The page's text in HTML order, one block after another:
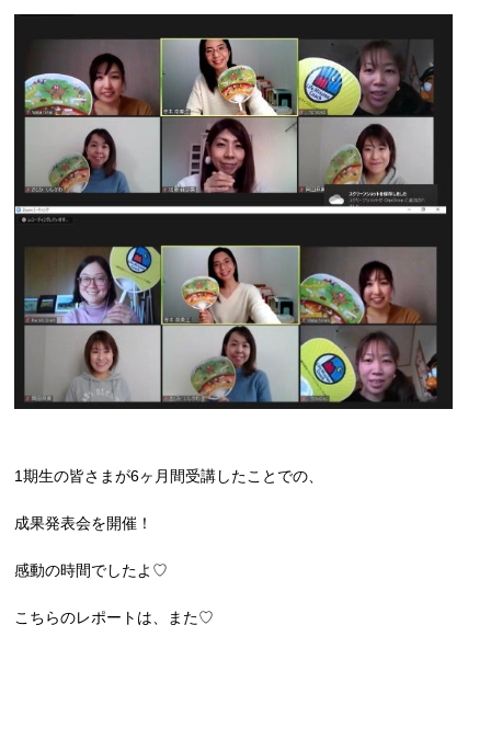
1期生の皆さまが6ヶ月間受講したことでの、
成果発表会を開催！
感動の時間でしたよ♡
こちらのレポートは、また♡